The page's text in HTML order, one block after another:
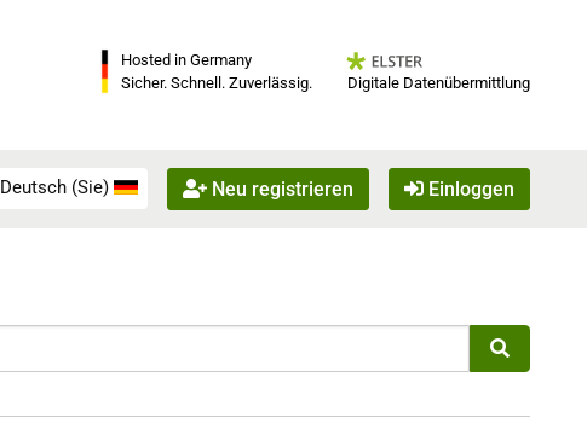
Hosted in Germany
Sicher. Schnell. Zuverlässig.
Digitale Datenübermittlung
Deutsch (Sie) Neu registrieren Einloggen